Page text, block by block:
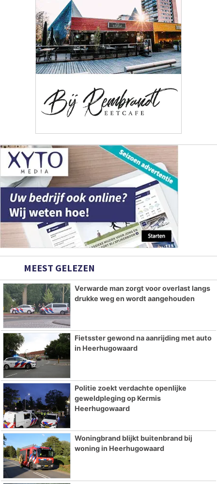
MEEST GELEZEN
Verwarde man zorgt voor overlast langs
drukke weg en wordt aangehouden
Fietsster gewond na aanrijding met auto
in Heerhugowaard
Politie zoekt verdachte openlijke
geweldpleging op Kermis
Heerhugowaard
Woningbrand blijkt buitenbrand bij
woning in Heerhugowaard